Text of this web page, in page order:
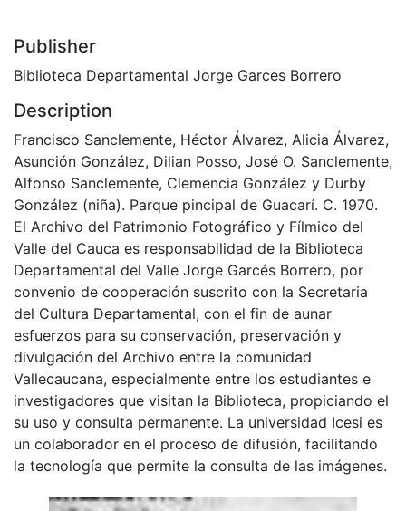
Publisher
Biblioteca Departamental Jorge Garces Borrero
Description
Francisco Sanclemente, Héctor Álvarez, Alicia Álvarez,
Asunción González, Dilian Posso, José O. Sanclemente,
Alfonso Sanclemente, Clemencia González y Durby
González (niña). Parque pincipal de Guacarí. C. 1970.
El Archivo del Patrimonio Fotográfico y Fílmico del
Valle del Cauca es responsabilidad de la Biblioteca
Departamental del Valle Jorge Garcés Borrero, por
convenio de cooperación suscrito con la Secretaria
del Cultura Departamental, con el fin de aunar
esfuerzos para su conservación, preservación y
divulgación del Archivo entre la comunidad
Vallecaucana, especialmente entre los estudiantes e
investigadores que visitan la Biblioteca, propiciando el
su uso y consulta permanente. La universidad Icesi es
un colaborador en el proceso de difusión, facilitando
la tecnología que permite la consulta de las imágenes.